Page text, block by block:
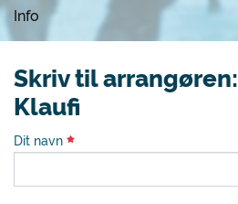
Info
Skriv til arrangøren:
Klaufi
Dit navn